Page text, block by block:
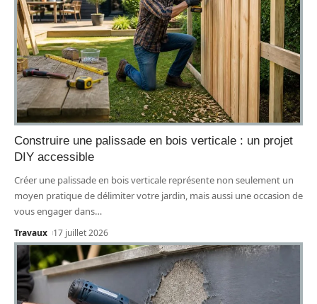
Construire une palissade en bois verticale : un projet
DIY accessible
Créer une palissade en bois verticale représente non seulement un
moyen pratique de délimiter votre jardin, mais aussi une occasion de
vous engager dans…
Travaux 17 juillet 2026